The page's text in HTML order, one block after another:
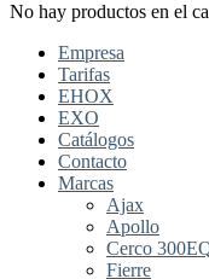
No hay productos en el
Empresa
Tarifas
EHOX
EXO
Catálogos
Contacto
Marcas
Ajax
Apollo
Cerco
Fierre